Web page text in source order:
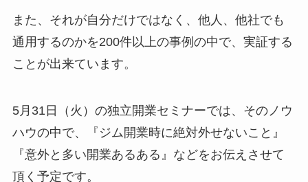
また、それが自分だけではなく、他人、他社でも
通用するのかを200件以上の事例の中で、実証する
ことが出来ています。
5月31日（火）の独立開業セミナーでは、そのノウ
ハウの中で、『ジム開業時に絶対外せないこと』
『意外と多い開業あるある』などをお伝えさせて
頂く予定です。